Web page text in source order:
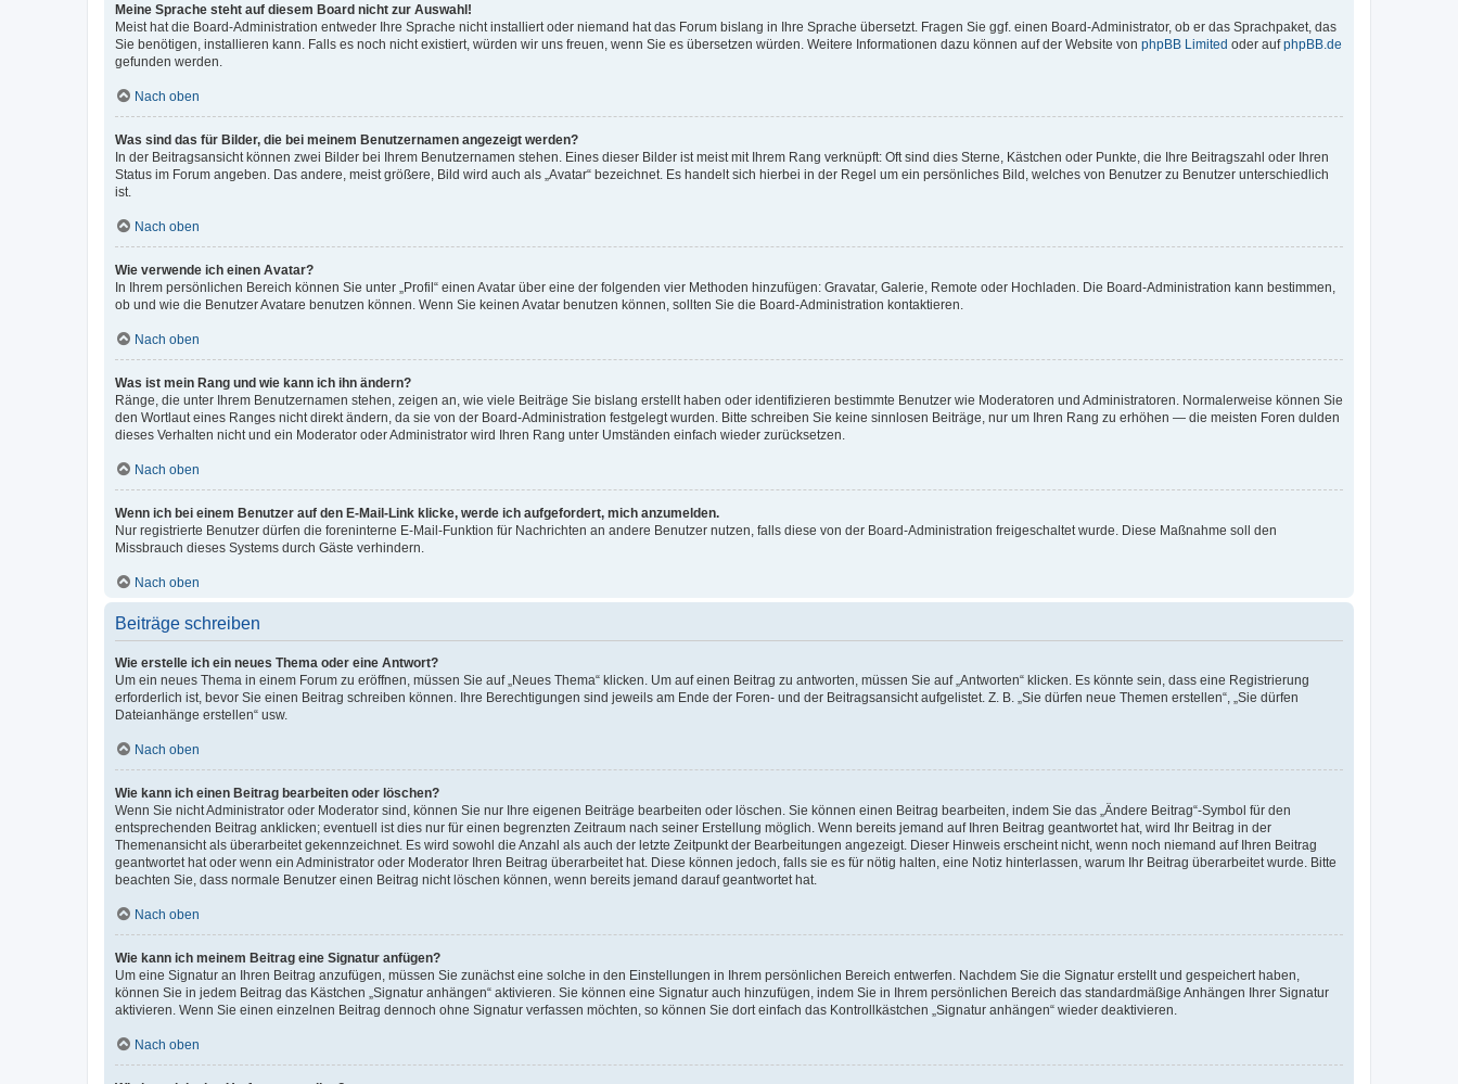
Meine Sprache steht auf diesem Board nicht zur Auswahl!
Meist hat die Board-Administration entweder Ihre Sprache nicht installiert oder niemand hat das Forum bislang in Ihre Sprache übersetzt. Fragen Sie ggf. einen Board-Administrator, ob er das Sprachpaket, das
Sie benötigen, installieren kann. Falls es noch nicht existiert, würden wir uns freuen, wenn Sie es übersetzen würden. Weitere Informationen dazu können auf der Website von phpBB Limited oder aufphpBB.de
gefunden werden.
Nach oben
Was sind das für Bilder, die bei meinem Benutzernamen angezeigt werden?
In der Beitragsansicht können zwei Bilder bei Ihrem Benutzernamen stehen. Eines dieser Bilder ist meist mit Ihrem Rang verknüpft: Oft sind dies Sterne, Kästchen oder Punkte, die Ihre Beitragszahl oder Ihren
Status im Forum angeben. Das andere, meist größere, Bild wird auch als „Avatar“ bezeichnet. Es handelt sich hierbei in der Regel um ein persönliches Bild, welches von Benutzer zu Benutzer unterschiedlich
ist.
Nach oben
Wie verwende ich einen Avatar?
In Ihrem persönlichen Bereich können Sie unter „Profil“ einen Avatar über eine der folgenden vier Methoden hinzufügen: Gravatar, Galerie, Remote oder Hochladen. Die Board-Administration kann bestimmen,
ob und wie die Benutzer Avatare benutzen können. Wenn Sie keinen Avatar benutzen können, sollten Sie die Board-Administration kontaktieren.
Nach oben
Was ist mein Rang und wie kann ich ihn ändern?
Ränge, die unter Ihrem Benutzernamen stehen, zeigen an, wie viele Beiträge Sie bislang erstellt haben oder identifizieren bestimmte Benutzer wie Moderatoren und Administratoren. Normalerweise können Sie
den Wortlaut eines Ranges nicht direkt ändern, da sie von der Board-Administration festgelegt wurden. Bitte schreiben Sie keine sinnlosen Beiträge, nur um Ihren Rang zu erhöhen — die meisten Foren dulden
dieses Verhalten nicht und ein Moderator oder Administrator wird Ihren Rang unter Umständen einfach wieder zurücksetzen.
Nach oben
Wenn ich bei einem Benutzer auf den E-Mail-Link klicke, werde ich aufgefordert, mich anzumelden.
Nur registrierte Benutzer dürfen die foreninterne E-Mail-Funktion für Nachrichten an andere Benutzer nutzen, falls diese von der Board-Administration freigeschaltet wurde. Diese Maßnahme soll den
Missbrauch dieses Systems durch Gäste verhindern.
Nach oben
Beiträge schreiben
Wie erstelle ich ein neues Thema oder eine Antwort?
Um ein neues Thema in einem Forum zu eröffnen, müssen Sie auf „Neues Thema“ klicken. Um auf einen Beitrag zu antworten, müssen Sie auf „Antworten“ klicken. Es könnte sein, dass eine Registrierung
erforderlich ist, bevor Sie einen Beitrag schreiben können. Ihre Berechtigungen sind jeweils am Ende der Foren- und der Beitragsansicht aufgelistet. Z. B. „Sie dürfen neue Themen erstellen“, „Sie dürfen
Dateianhänge erstellen“ usw.
Nach oben
Wie kann ich einen Beitrag bearbeiten oder löschen?
Wenn Sie nicht Administrator oder Moderator sind, können Sie nur Ihre eigenen Beiträge bearbeiten oder löschen. Sie können einen Beitrag bearbeiten, indem Sie das „Ändere Beitrag“-Symbol für den
entsprechenden Beitrag anklicken; eventuell ist dies nur für einen begrenzten Zeitraum nach seiner Erstellung möglich. Wenn bereits jemand auf Ihren Beitrag geantwortet hat, wird Ihr Beitrag in der
Themenansicht als überarbeitet gekennzeichnet. Es wird sowohl die Anzahl als auch der letzte Zeitpunkt der Bearbeitungen angezeigt. Dieser Hinweis erscheint nicht, wenn noch niemand auf Ihren Beitrag
geantwortet hat oder wenn ein Administrator oder Moderator Ihren Beitrag überarbeitet hat. Diese können jedoch, falls sie es für nötig halten, eine Notiz hinterlassen, warum Ihr Beitrag überarbeitet wurde. Bitte
beachten Sie, dass normale Benutzer einen Beitrag nicht löschen können, wenn bereits jemand darauf geantwortet hat.
Nach oben
Wie kann ich meinem Beitrag eine Signatur anfügen?
Um eine Signatur an Ihren Beitrag anzufügen, müssen Sie zunächst eine solche in den Einstellungen in Ihrem persönlichen Bereich entwerfen. Nachdem Sie die Signatur erstellt und gespeichert haben,
können Sie in jedem Beitrag das Kästchen „Signatur anhängen“ aktivieren. Sie können eine Signatur auch hinzufügen, indem Sie in Ihrem persönlichen Bereich das standardmäßige Anhängen Ihrer Signatur
aktivieren. Wenn Sie einen einzelnen Beitrag dennoch ohne Signatur verfassen möchten, so können Sie dort einfach das Kontrollkästchen „Signatur anhängen“ wieder deaktivieren.
Nach oben